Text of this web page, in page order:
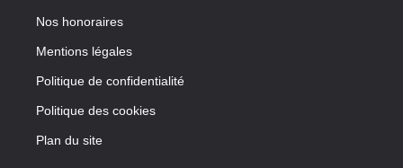
Nos honoraires
Mentions légales
Politique de confidentialité
Politique des cookies
Plan du site